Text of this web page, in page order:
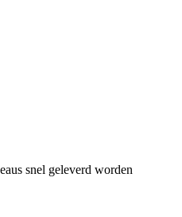
snel geleverd worden